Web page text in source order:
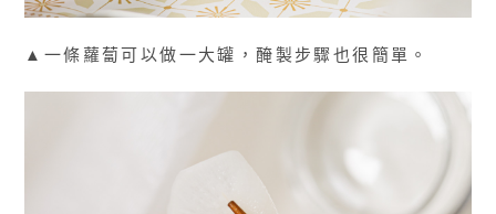
▲一條蘿蔔可以做一大罐，醃製步驟也很簡單。